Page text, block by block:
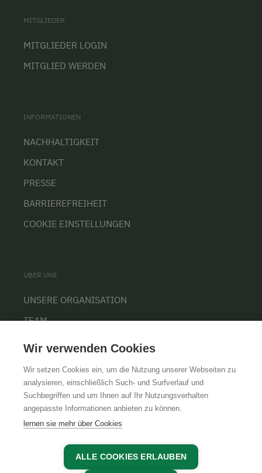
MITGLIEDER
MITGLIEDER LOGIN
MITGLIED WERDEN
INFORMATIONEN
NACHHALTIGKEIT
KONTAKT
PRESSE
BARRIEREFREIHEIT
COOKIE EINSTELLUNGEN
ÜBER UNS
UNSERE ORGANISATION
TEAM
AGBIMPRESSUMDATENSCHUTZ
Wir verwenden Cookies
Wir setzen Cookies ein, um die Nutzung unserer Webseiten zu
analysieren, einschließlich Such- und Surfverlauf und
Suchbegriffen und um Ihnen auf Ihr Nutzungsverhalten
angepasste Informationen anbieten zu können.
lernen sie mehr über Cookies
ALLE COOKIES ERLAUBEN